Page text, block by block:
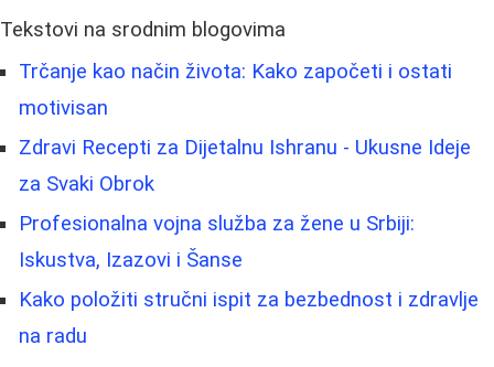
Tekstovi na srodnim blogovima
Trčanje kao način života: Kako započeti i ostati
motivisan
Zdravi Recepti za Dijetalnu Ishranu - Ukusne Ideje
za Svaki Obrok
Profesionalna vojna služba za žene u Srbiji:
Iskustva, Izazovi i Šanse
Kako položiti stručni ispit za bezbednost i zdravlje
na radu